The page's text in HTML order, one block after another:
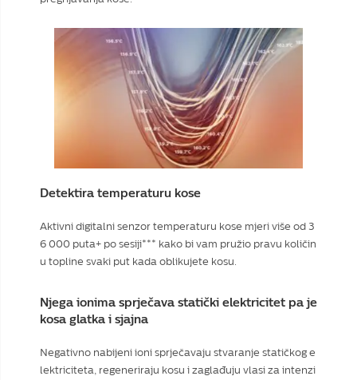
Detektira temperaturu kose
Aktivni digitalni senzor temperaturu kose mjeri više od 3
6 000 puta+ po sesiji*** kako bi vam pružio pravu količin
u topline svaki put kada oblikujete kosu.
Njega ionima sprječava statički elektricitet pa je
kosa glatka i sjajna
Negativno nabijeni ioni sprječavaju stvaranje statičkog e
lektriciteta, regeneriraju kosu i zaglađuju vlasi za intenzi